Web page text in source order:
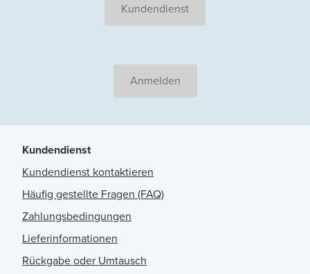
Kundendienst
Anmelden
Kundendienst
Kundendienst kontaktieren
Häufig gestellte Fragen (FAQ)
Zahlungsbedingungen
Lieferinformationen
Rückgabe oder Umtausch